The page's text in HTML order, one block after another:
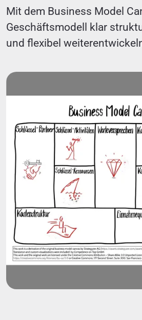
Mit dem Business Model
Geschäftsmodell klar
und flexibel